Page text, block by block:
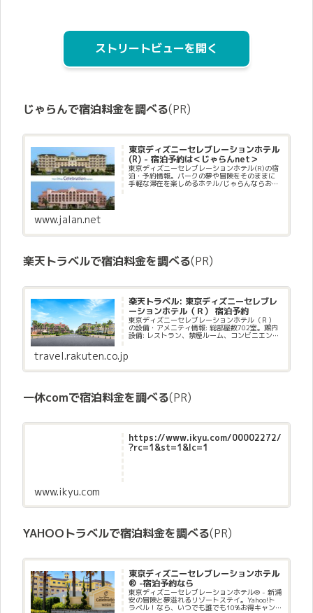
ストリートビューを開く
じゃらんで宿泊料金を調べる(PR)
東京ディズニーセレブレーションホテル
(R) - 宿泊予約は＜じゃらんnet＞
東京ディズニーセレブレーションホテル(R)の宿
泊・予約情報。パークの夢や冒険をそのままに
手軽な滞在を楽しめるホテル/じゃらんならお得
www.jalan.net
楽天トラベルで宿泊料金を調べる(PR)
楽天トラベル: 東京ディズニーセレブレ
ーションホテル（Ｒ） 宿泊予約
東京ディズニーセレブレーションホテル（Ｒ）
の設備・アメニティ情報: 総部屋数702室。館内
設備: レストラン、禁煙ルーム、コンビニエンス
travel.rakuten.co.jp
一休comで宿泊料金を調べる(PR)
https://www.ikyu.com/00002272/
?rc=1&st=1&lc=1
www.ikyu.com
YAHOOトラベルで宿泊料金を調べる(PR)
東京ディズニーセレブレーションホテル
® -宿泊予約なら
東京ディズニーセレブレーションホテル® - 新浦
安の冒険と夢溢れるリゾートステイ。Yahoo!ト
ラベル！なら、いつでも誰でも10%お得キャン